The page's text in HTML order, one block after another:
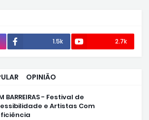
1.5k 2.7k
OPINIÃO
BARREIRAS - Festival de
e Artistas Com